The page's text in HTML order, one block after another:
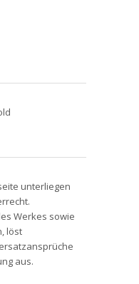
unterliegen
Werkes sowie
löst
aus.